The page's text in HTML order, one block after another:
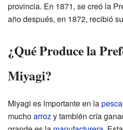
provincia. En 1871, se creó la
año después, en 1872, recibió
¿Qué Produce la
Miyagi?
Miyagi es importante en lapesca
muchoarrozy también cría